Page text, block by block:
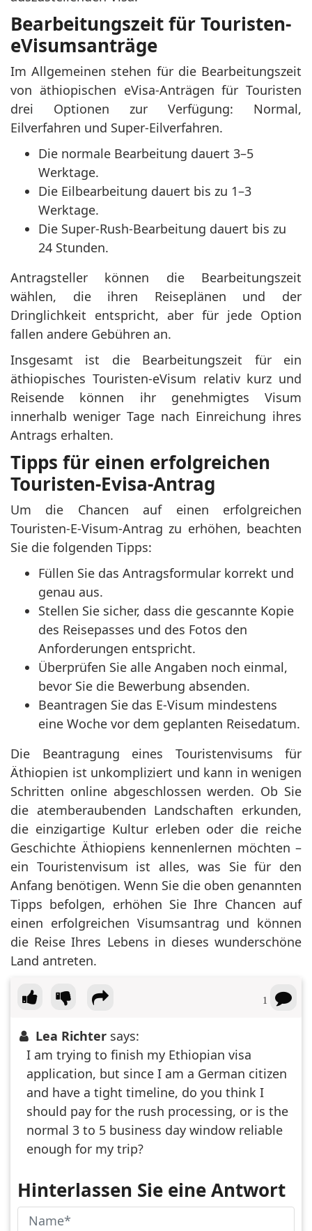
Bearbeitungszeit für Touristen-
eVisumsanträge
Im Allgemeinen stehen für die Bearbeitungszeit
von äthiopischen eVisa-Anträgen für Touristen
drei Optionen zur Verfügung: Normal,
Eilverfahren und Super-Eilverfahren.
Die normale Bearbeitung dauert 3–5
Werktage.
Die Eilbearbeitung dauert bis zu 1–3
Werktage.
Die Super-Rush-Bearbeitung dauert bis zu
24 Stunden.
Antragsteller können die Bearbeitungszeit
wählen, die ihren Reiseplänen und der
Dringlichkeit entspricht, aber für jede Option
fallen andere Gebühren an.
Insgesamt ist die Bearbeitungszeit für ein
äthiopisches Touristen-eVisum relativ kurz und
Reisende können ihr genehmigtes Visum
innerhalb weniger Tage nach Einreichung ihres
Antrags erhalten.
Tipps für einen erfolgreichen
Touristen-Evisa-Antrag
Um die Chancen auf einen erfolgreichen
Touristen-E-Visum-Antrag zu erhöhen, beachten
Sie die folgenden Tipps:
Füllen Sie das Antragsformular korrekt und
genau aus.
Stellen Sie sicher, dass die gescannte Kopie
des Reisepasses und des Fotos den
Anforderungen entspricht.
Überprüfen Sie alle Angaben noch einmal,
bevor Sie die Bewerbung absenden.
Beantragen Sie das E-Visum mindestens
eine Woche vor dem geplanten Reisedatum.
Die Beantragung eines Touristenvisums für
Äthiopien ist unkompliziert und kann in wenigen
Schritten online abgeschlossen werden. Ob Sie
die atemberaubenden Landschaften erkunden,
die einzigartige Kultur erleben oder die reiche
Geschichte Äthiopiens kennenlernen möchten –
ein Touristenvisum ist alles, was Sie für den
Anfang benötigen. Wenn Sie die oben genannten
Tipps befolgen, erhöhen Sie Ihre Chancen auf
einen erfolgreichen Visumsantrag und können
die Reise Ihres Lebens in dieses wunderschöne
Land antreten.
1
Lea Richter says:
I am trying to finish my Ethiopian visa
application, but since I am a German citizen
and have a tight timeline, do you think I
should pay for the rush processing, or is the
normal 3 to 5 business day window reliable
enough for my trip?
Hinterlassen Sie eine Antwort